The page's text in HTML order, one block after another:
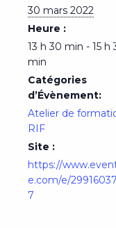
30 mars 2022
Heure :
13 h 30 min - 15 h
min
Catégories
d’Évènement:
Atelier de
RIF
Site :
https://
e.com/e/
7